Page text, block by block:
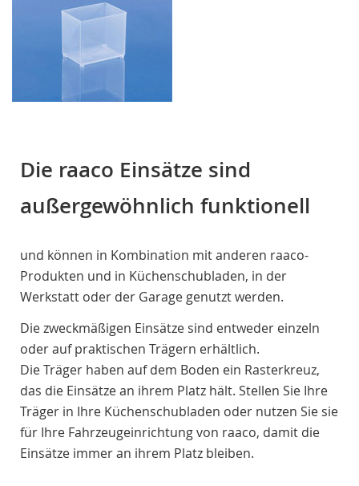
Die raaco Einsätze sind
außergewöhnlich funktionell
und können in Kombination mit anderen raaco-
Produkten und in Küchenschubladen, in der
Werkstatt oder der Garage genutzt werden.
Die zweckmäßigen Einsätze sind entweder einzeln
oder auf praktischen Trägern erhältlich.
Die Träger haben auf dem Boden ein Rasterkreuz,
das die Einsätze an ihrem Platz hält. Stellen Sie Ihre
Träger in Ihre Küchenschubladen oder nutzen Sie sie
für Ihre Fahrzeugeinrichtung von raaco, damit die
Einsätze immer an ihrem Platz bleiben.